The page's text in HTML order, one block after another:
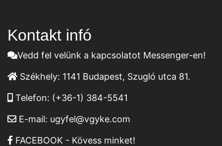
Kontakt infó
Vedd fel velünk a kapcsolatot Messenger-en!
Székhely: 1141 Budapest, Szugló utca 81.
Telefon: (+36-1) 384-5541
E-mail: ugyfel@vgyke.com
FACEBOOK - Kövess minket!